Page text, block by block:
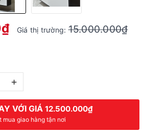
Giá thị trường:15.000.000₫
+
VỚI GIÁ 12.500.000₫
mua giao hàng tận nơi